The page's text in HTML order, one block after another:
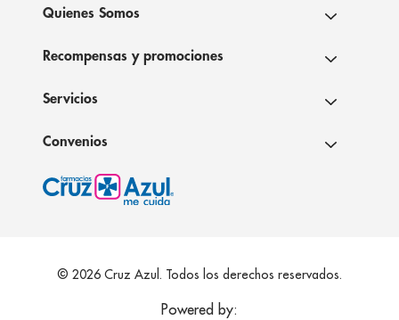
Quienes Somos
Recompensas y promociones
Servicios
Convenios
© 2026 Cruz Azul. Todos los derechos reservados.
Powered by: